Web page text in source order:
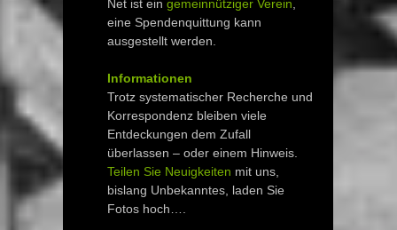
Net ist ein gemeinnütziger Verein
eine Spendenquittung kann
ausgestellt werden.
Informationen
Trotz systematischer Recherche und
Korrespondenz bleiben viele
Entdeckungen dem Zufall
überlassen – oder einem Hinweis.
Teilen Sie Neuigkeiten mit uns,
bislang Unbekanntes, laden Sie
Fotos hoch….